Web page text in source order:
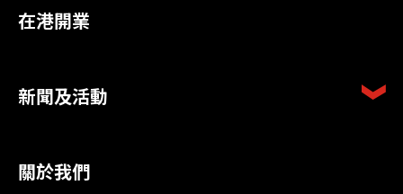
在港開業
新聞及活動
關於我們